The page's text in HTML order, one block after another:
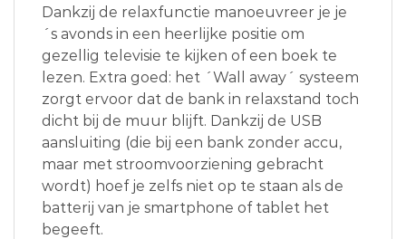
Dankzij de relaxfunctie manoeuvreer je je
´s avonds in een heerlijke positie om
gezellig televisie te kijken of een boek te
lezen. Extra goed: het ´Wall away´ systeem
zorgt ervoor dat de bank in relaxstand toch
dicht bij de muur blijft. Dankzij de USB
aansluiting (die bij een bank zonder accu,
maar met stroomvoorziening gebracht
wordt) hoef je zelfs niet op te staan als de
batterij van je smartphone of tablet het
begeeft.